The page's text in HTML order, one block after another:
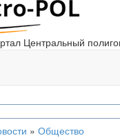
Центральный
» Общество